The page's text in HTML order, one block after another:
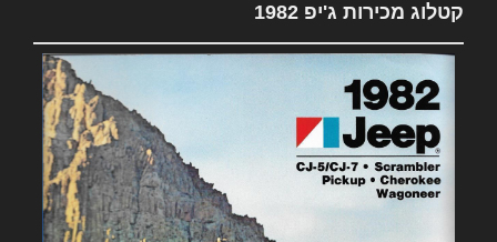
קטלוג מכירות ג'יפ 1982